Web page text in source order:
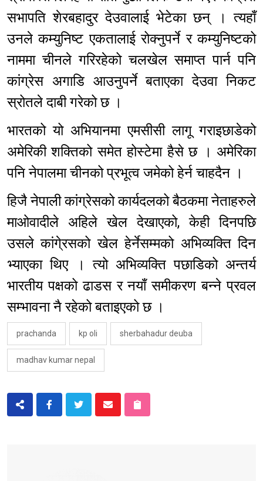
सभापति शेरबहादुर देउवालाई भेटेका छन् । त्यहाँ
उनले कम्युनिष्ट एकतालाई रोक्नुपर्ने र कम्युनिष्टको
नाममा चीनले गरिरहेको चलखेल समाप्त पार्न पनि
कांग्रेस अगाडि आउनुपर्ने बताएका देउवा निकट
स्रोतले दाबी गरेको छ ।
भारतको यो अभियानमा एमसीसी लागू गराइछाडेको
अमेरिकी शक्तिको समेत होस्टेमा हैसे छ । अमेरिका
पनि नेपालमा चीनको प्रभूत्व जमेको हेर्न चाहदैन ।
हिजै नेपाली कांग्रेसको कार्यदलको बैठकमा नेताहरुले
माओवादीले अहिले खेल देखाएको, केही दिनपछि
उसले कांगे्रसको खेल हेर्नेसम्मको अभिव्यक्ति दिन
भ्याएका थिए । त्यो अभिव्यक्ति पछाडिको अन्तर्य
भारतीय पक्षको ढाडस र नयाँ समीकरण बन्ने प्रवल
सम्भावना नै रहेको बताइएको छ ।
prachanda kp oli sherbahadur deuba
madhav kumar nepal